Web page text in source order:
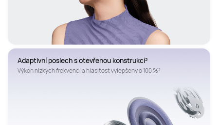
Adaptivní poslech s otevřenou konstrukcí²
Výkon nízkých frekvencí a hlasitost vylepšeny o 100 %²